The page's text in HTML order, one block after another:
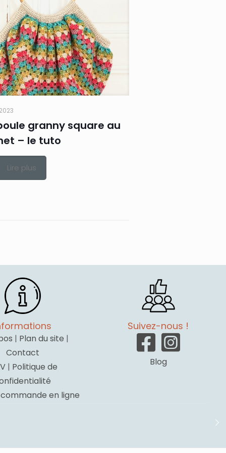
granny square au
– le tuto
Lire plus
| Plan du site |
Contact
| Politique de
en ligne
Suivez-nous !
Blog